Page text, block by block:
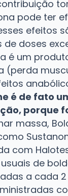
pode ter
efeitos
de doses
é um
(perda
é de fato
porque
massa,
com
de
a cada